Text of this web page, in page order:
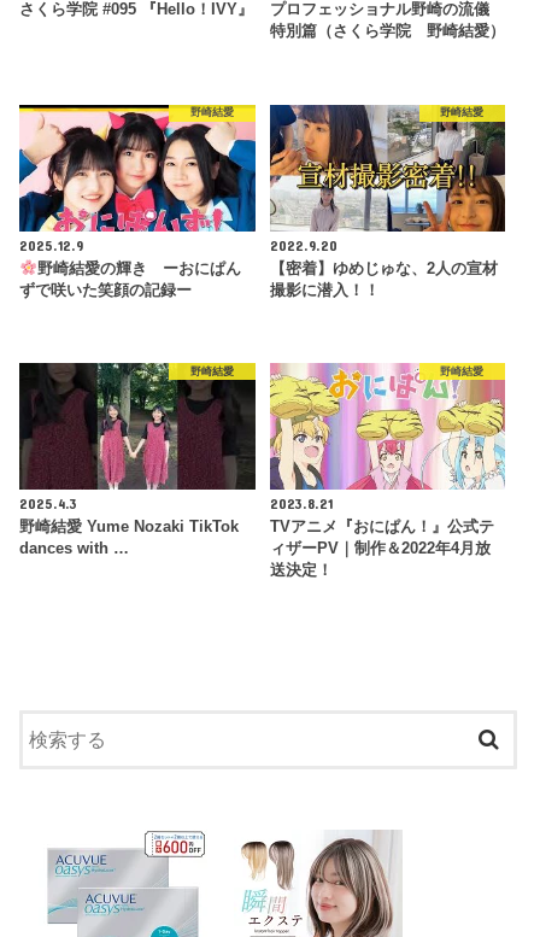
さくら学院 #095 『Hello！IVY』
プロフェッショナル野崎の流儀
特別篇（さくら学院 野崎結愛）
野崎結愛
2025.12.9
野崎結愛の輝き ーおにぱん
ずで咲いた笑顔の記録ー
野崎結愛
2022.9.20
【密着】ゆめじゅな、2人の宣材
撮影に潜入！！
野崎結愛
2025.4.3
野崎結愛 Yume Nozaki TikTok
dances with …
野崎結愛
2023.8.21
TVアニメ『おにぱん！』公式テ
ィザーPV｜制作＆2022年4月放
送決定！